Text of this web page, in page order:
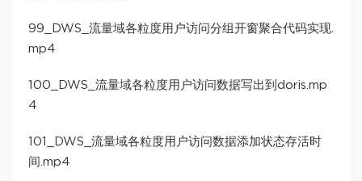
99_DWS_流量域各粒度用户访问分组开窗聚合代码实现.
mp4
100_DWS_流量域各粒度用户访问数据写出到doris.mp
4
101_DWS_流量域各粒度用户访问数据添加状态存活时
间.mp4